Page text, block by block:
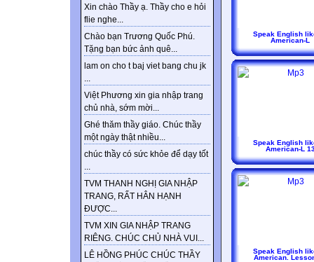
Xin chào Thầy ạ. Thầy cho e hỏi
flie nghe...
Chào bạn Trương Quốc Phú.
Tặng bạn bức ảnh quê...
lam on cho t baj viet bang chu jk
...
Việt Phương xin gia nhập trang
chủ nhà, sớm mời...
Ghé thăm thầy giáo. Chúc thầy
một ngày thật nhiều...
chúc thầy có sức khỏe để dạy tốt
...
TVM THANH NGHỊ GIA NHẬP
TRANG, RẤT HÂN HẠNH
ĐƯỢC...
TVM XIN GIA NHẬP TRANG
RIÊNG. CHÚC CHỦ NHÀ VUI...
LÊ HỒNG PHÚC CHÚC THẦY
Speak English
American-L
Speak English
American-L
Speak English
American.